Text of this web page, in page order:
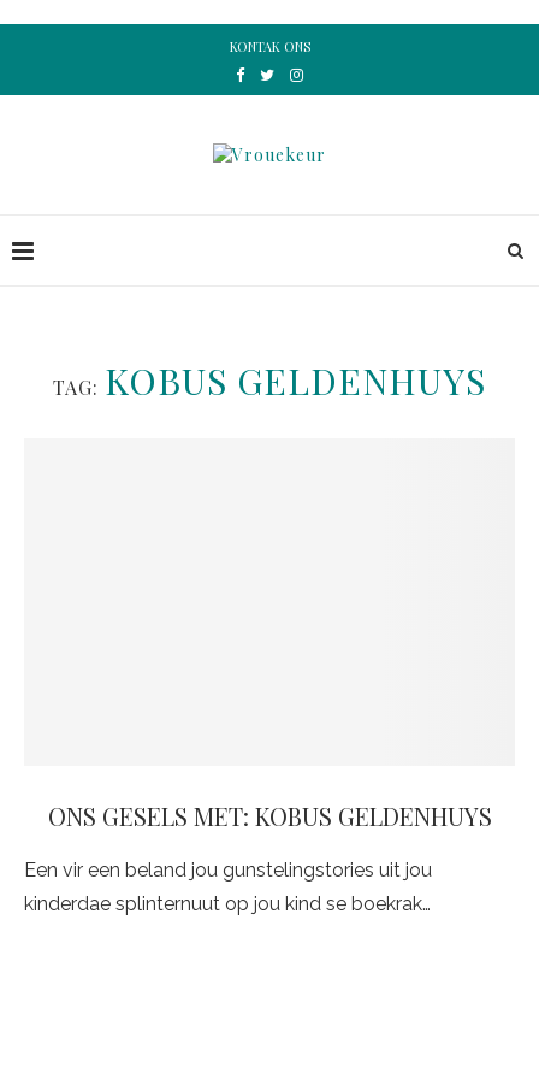
KONTAK ONS
TAG: KOBUS GELDENHUYS
ONS GESELS MET: KOBUS GELDENHUYS
Een vir een beland jou gunstelingstories uit jou
kinderdae splinternuut op jou kind se boekrak…